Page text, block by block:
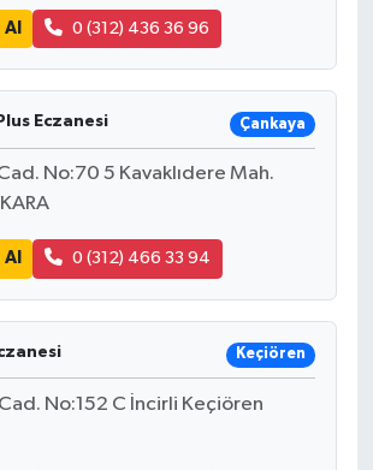
0 (312) 436 36 96
Eczanesi Çankaya
No:70 5 Kavaklıdere Mah.
0 (312) 466 33 94
Keçiören
No:152 C İncirli Keçiören